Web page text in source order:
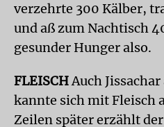
verzehrte 300 Kälber,
und aß zum Nachtisch
gesunder Hunger also.
FLEISCHAuch
kannte sich mit Fleisch
Zeilen später erzählt